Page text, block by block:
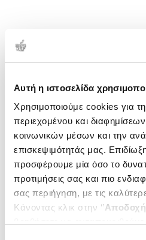
Αυτή η ιστοσελίδα
Χρησιμοποιούμε cookies για
περιεχομένου και
κοινωνικών μέσων και την
επισκεψιμότητάς μας.
προσφέρουμε μία όσο το
προτιμήσεις σας και πιο
σας περιήγηση, με τις
Κάνοντας κλικ στην ‘’